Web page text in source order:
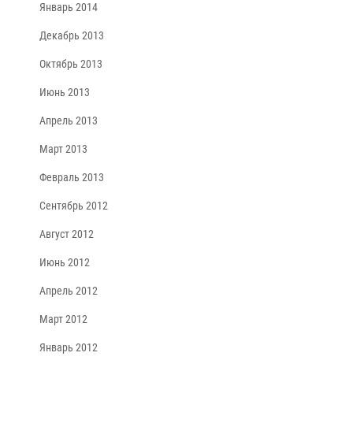
Январь 2014
Декабрь 2013
Октябрь 2013
Июнь 2013
Апрель 2013
Март 2013
Февраль 2013
Сентябрь 2012
Август 2012
Июнь 2012
Апрель 2012
Март 2012
Январь 2012